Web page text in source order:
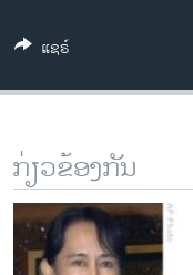
ທຸລະກິດ
ພາສາອັງກິດ
ສຽງ
ລາຍການກະຈາຍສຽງ
ລາຍງານ
ຕິດຕາມພວກເຮົາ ທີ່
ແຊຣ໌
ກ່ຽວຂ້ອງກັນ